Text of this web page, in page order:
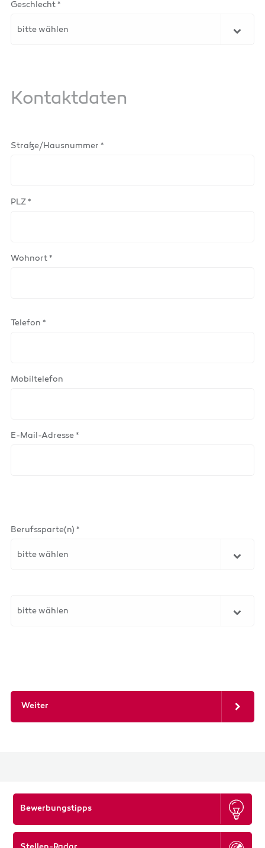
Geschlecht *
bitte wählen
Kontaktdaten
Straße/Hausnummer *
PLZ *
Wohnort *
Telefon *
Mobiltelefon
E-Mail-Adresse *
Berufssparte(n) *
bitte wählen
bitte wählen
Weiter
Bewerbungstipps